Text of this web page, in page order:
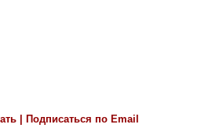
| Подписаться по Email